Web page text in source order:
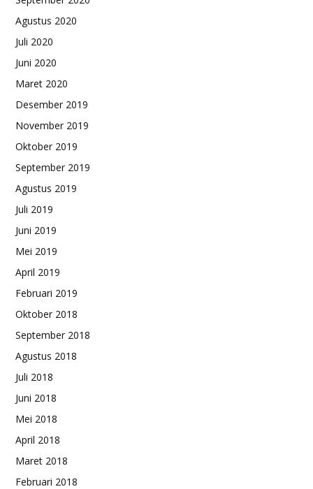
Agustus 2020
Juli 2020
Juni 2020
Maret 2020
Desember 2019
November 2019
Oktober 2019
September 2019
Agustus 2019
Juli 2019
Juni 2019
Mei 2019
April 2019
Februari 2019
Oktober 2018
September 2018
Agustus 2018
Juli 2018
Juni 2018
Mei 2018
April 2018
Maret 2018
Februari 2018